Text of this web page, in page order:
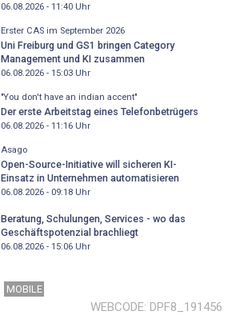
06.08.2026 - 11:40Uhr
Erster CAS im September 2026
Uni Freiburg und GS1 bringen Category
Management und KI zusammen
06.08.2026 - 15:03Uhr
"You don't have an indian accent"
Der erste Arbeitstag eines Telefonbetrügers
06.08.2026 - 11:16Uhr
Asago
Open-Source-Initiative will sicheren KI-
Einsatz in Unternehmen automatisieren
06.08.2026 - 09:18Uhr
Beratung, Schulungen, Services - wo das
Geschäftspotenzial brachliegt
06.08.2026 - 15:06Uhr
MOBILE
WEBCODE DPF8_191456